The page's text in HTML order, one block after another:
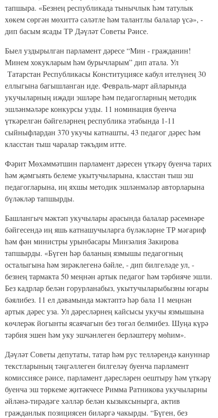
тапшыра. «Безнең республикада тынычлык һәм татулык
хөкем сөргән мөхиттә сәләтле һәм талантлы балалар үсә», -
дип басым ясады ТР Дәүләт Советы Рәисе.
Быел уздырылган парламент дәресе “Мин - гражданин!
Минем хокукларым һәм бурычларым” дип атала. Ул
Татарстан Республикасы Конституциясе кабул ителүнең 30
еллыгына багышланган иде. Февраль-март айларында
укучыларның иҗади эшләре һәм педагогларның методик
эшләнмәләре конкурсы узды. 11 номинация буенча
үткәрелгән бәйгеләрнең республика этабында 1-11
сыйныфлардан 370 укучы катнашты, 43 педагог дәрес һәм
класстан тыш чаралар тәкъдим итте.
Фәрит Мөхәммәтшин парламент дәресен үткәрү буенча тарих
һәм җәмгыять белеме укытучыларына, класстан тыш эш
педагогларына, иң яхшы методик эшләнмәләр авторларына
бүләкләр тапшырды.
Башлангыч мәктәп укучылары арасында балалар рәсемнәре
бәйгесендә иң яшь катнашучыларга бүләкләрне ТР мәгариф
һәм фән министры урынбасары Минзәлия Закирова
тапшырды. «Бүген һәр баланың язмышы педагогның
осталыгына һәм зирәклегенә бәйле, - дип билгеләде ул, -
безнең тармакта 50 меңнән артык педагог һәм тәрбияче эшли.
Без кадрлар белән горурланабыз, укытучыларыбызны югары
бәялибез. 11 ел дәвамында мәктәптә һәр бала 11 меңнән
артык дәрес уза. Ул дәресләрнең кайсысы укучы язмышына
көчлерәк йогынты ясаячагын без төгәл белмибез. Шуңа күрә
тәрбия эшен һәм уку эшчәнлеген берләштерү мөһим».
Дәүләт Советы депутаты, татар һәм рус телләрендә кануннар
текстларының тәңгәллеген билгеләү буенча парламент
комиссиясе рәисе, парламент дәресләрен оештыру һәм үткәрү
буенча эш төркеме җитәкчесе Римма Ратникова укучыларны
әйләнә-тирәдәге хәлләр белән кызыксынырга, актив
гражданлык позициясен биләргә чакырды. “Бүген, без